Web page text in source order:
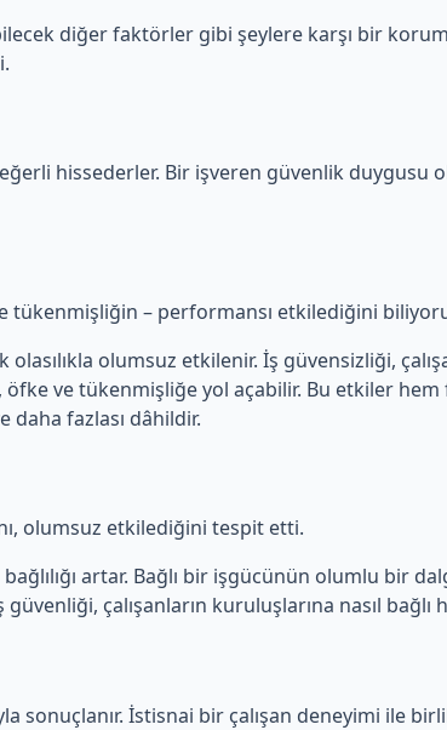
diğer faktörler gibi şeylere karşı bir
hissederler. Bir işveren güvenlik duygusu
ve tükenmişliğin – performansı etkilediğini
olumsuz etkilenir. İş güvensizliği,
öfke ve tükenmişliğe yol açabilir. Bu etkiler
daha fazlası dâhildir.
olumsuz etkilediğini tespit etti.
artar. Bağlı bir işgücünün olumlu bir
çalışanların kuruluşlarına nasıl
İstisnai bir çalışan deneyimi ile